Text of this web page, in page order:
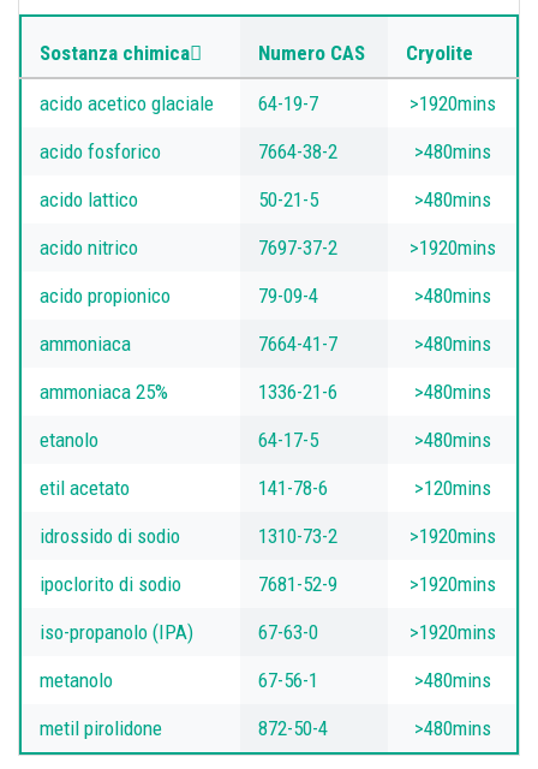
Sostanza chimica Numero CAS Cryolite
acido acetico glaciale 64-19-7
>1920mins
acido fosforico
7664-38-2
>480mins
acido lattico
50-21-5
>480mins
acido nitrico
7697-37-2
>1920mins
acido propionico
79-09-4
>480mins
ammoniaca
7664-41-7
>480mins
ammoniaca 25%
1336-21-6
>480mins
etanolo
64-17-5
>480mins
etil acetato
141-78-6
>120mins
idrossido di sodio
1310-73-2
>1920mins
ipoclorito di sodio
7681-52-9
>1920mins
iso-propanolo (IPA)
67-63-0
>1920mins
metanolo
67-56-1
>480mins
metil pirolidone
872-50-4 >480mins